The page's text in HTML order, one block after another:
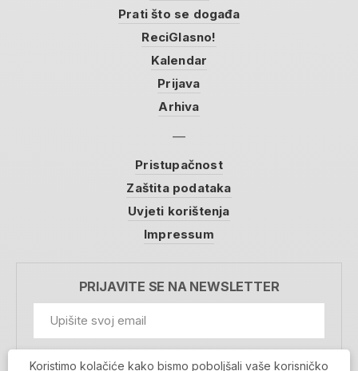
Prati što se događa
ReciGlasno!
Kalendar
Prijava
Arhiva
Pristupačnost
Zaštita podataka
Uvjeti korištenja
Impressum
PRIJAVITE SE NA NEWSLETTER
Koristimo kolačiće kako bismo poboljšali vaše korisničko